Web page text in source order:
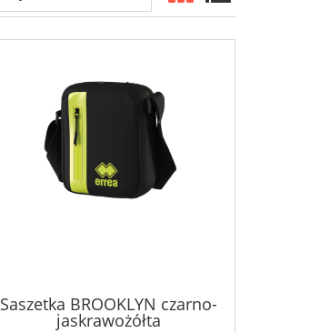
Saszetka BROOKLYN czarno-
jaskrawożółta